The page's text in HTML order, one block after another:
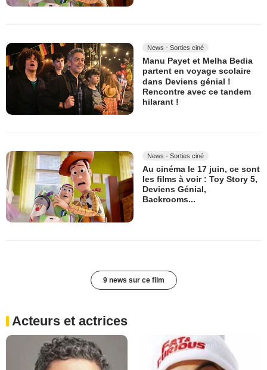
News - Sorties ciné
Manu Payet et Melha Bedia
partent en voyage scolaire
dans Deviens génial !
Rencontre avec ce tandem
hilarant !
News - Sorties ciné
Au cinéma le 17 juin, ce sont
les films à voir : Toy Story 5,
Deviens Génial,
Backrooms...
9 news sur ce film
Acteurs et actrices